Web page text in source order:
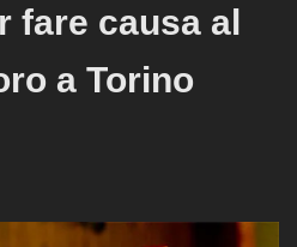
fare causa al
a Torino